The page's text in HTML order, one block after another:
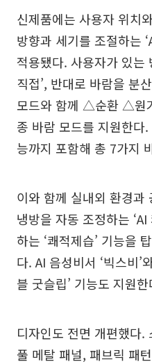
신제품에는 사용자 위치
방향과 세기를 조절하는
적용됐다. 사용자가 있는
직접’, 반대로 바람을 분
모드와 함께 △순환 △
종 바람 모드를 지원한다.
능까지 포함해 총 7가지
이와 함께 실내외 환경과
냉방을 자동 조정하는
하는 ‘쾌적제습’ 기능을
다. AI 음성비서 ‘빅스비’
블 굿슬립’ 기능도 지원한
디자인도 전면 개편했다.
풀 메탈 패널, 패브릭 패